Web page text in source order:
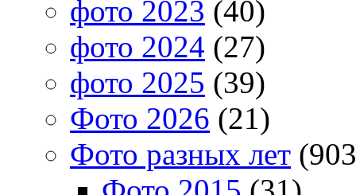
фото 2023 (40)
фото 2024 (27)
фото 2025 (39)
Фото 2026 (21)
Фото разных лет